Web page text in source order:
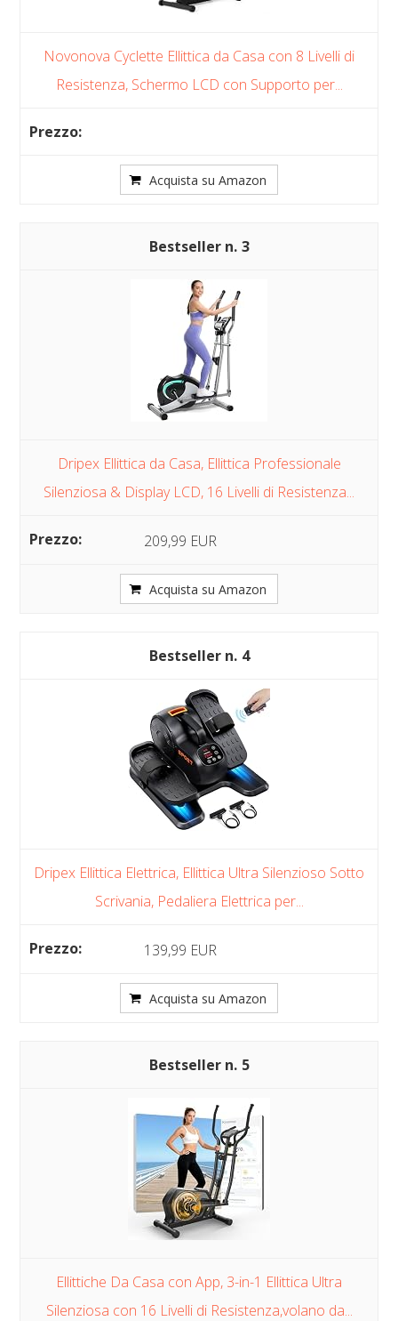
Novonova Cyclette Ellittica da Casa con 8 Livelli di
Resistenza, Schermo LCD con Supporto per...
Acquista su Amazon
3
Dripex Ellittica da Casa, Ellittica Professionale
Silenziosa & Display LCD, 16 Livelli di Resistenza...
209,99 EUR
Acquista su Amazon
4
Dripex Ellittica Elettrica, Ellittica Ultra Silenzioso Sotto
Scrivania, Pedaliera Elettrica per...
139,99 EUR
Acquista su Amazon
5
Ellittiche Da Casa con App, 3-in-1 Ellittica Ultra
Silenziosa con 16 Livelli di Resistenza,volano da...